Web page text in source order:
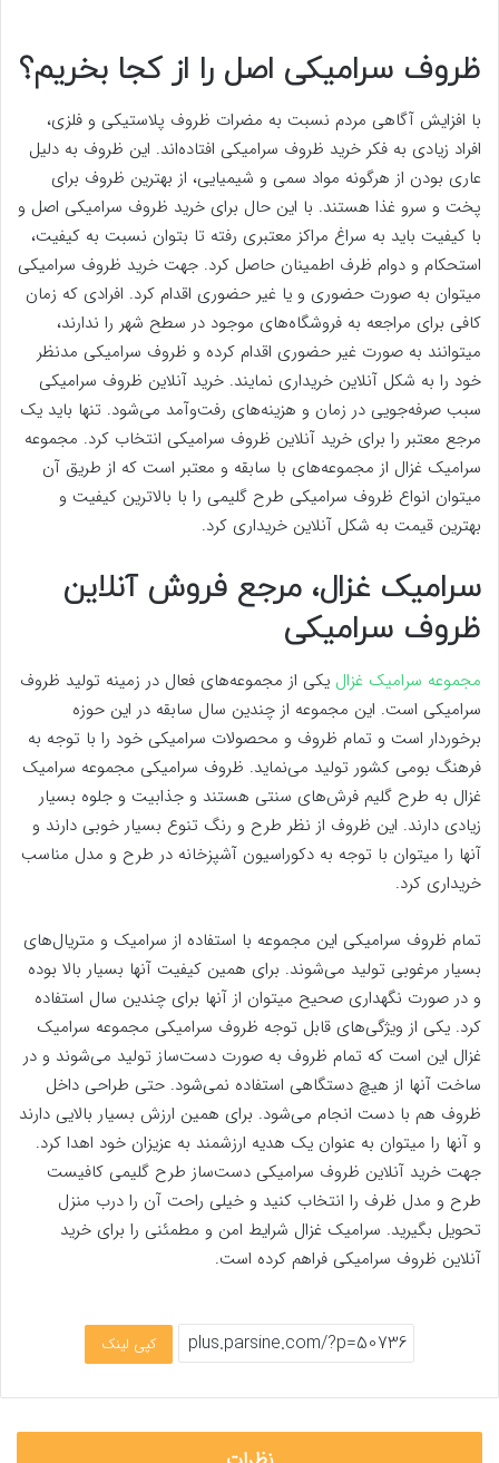
ظروف سرامیکی اصل را از کجا بخریم؟
با افزایش آگاهی مردم نسبت به مضرات ظروف پلاستیکی و فلزی،
افراد زیادی به فکر خرید ظروف سرامیکی افتاده‌اند. این ظروف به دلیل
عاری بودن از هرگونه مواد سمی و شیمیایی، از بهترین ظروف برای
پخت و سرو غذا هستند. با این حال برای خرید ظروف سرامیکی اصل و
با کیفیت باید به سراغ مراکز معتبری رفته تا بتوان نسبت به کیفیت،
استحکام و دوام ظرف اطمینان حاصل کرد. جهت خرید ظروف سرامیکی
میتوان به صورت حضوری و یا غیر حضوری اقدام کرد. افرادی که زمان
کافی برای مراجعه به فروشگاه‌های موجود در سطح شهر را ندارند،
میتوانند به صورت غیر حضوری اقدام کرده و ظروف سرامیکی مدنظر
خود را به شکل آنلاین خریداری نمایند. خرید آنلاین ظروف سرامیکی
سبب صرفه‌جویی در زمان و هزینه‌های رفت‌وآمد می‌شود. تنها باید یک
مرجع معتبر را برای خرید آنلاین ظروف سرامیکی انتخاب کرد. مجموعه
سرامیک غزال از مجموعه‌های با سابقه و معتبر است که از طریق آن
میتوان انواع ظروف سرامیکی طرح گلیمی را با بالاترین کیفیت و
بهترین قیمت به شکل آنلاین خریداری کرد.
سرامیک غزال، مرجع فروش آنلاین
ظروف سرامیکی
مجموعه سرامیک غزال یکی از مجموعه‌های فعال در زمینه تولید ظروف
سرامیکی است. این مجموعه از چندین سال سابقه در این حوزه
برخوردار است و تمام ظروف و محصولات سرامیکی خود را با توجه به
فرهنگ بومی کشور تولید می‌نماید. ظروف سرامیکی مجموعه سرامیک
غزال به طرح گلیم فرش‌های سنتی هستند و جذابیت و جلوه بسیار
زیادی دارند. این ظروف از نظر طرح و رنگ تنوع بسیار خوبی دارند و
آنها را میتوان با توجه به دکوراسیون آشپزخانه در طرح و مدل مناسب
خریداری کرد.
تمام ظروف سرامیکی این مجموعه با استفاده از سرامیک و متریال‌های
بسیار مرغوبی تولید می‌شوند. برای همین کیفیت آنها بسیار بالا بوده
و در صورت نگهداری صحیح میتوان از آنها برای چندین سال استفاده
کرد. یکی از ویژگی‌های قابل توجه ظروف سرامیکی مجموعه سرامیک
غزال این است که تمام ظروف به صورت دست‌ساز تولید می‌شوند و در
ساخت آنها از هیچ دستگاهی استفاده نمی‌شود. حتی طراحی داخل
ظروف هم با دست انجام می‌شود. برای همین ارزش بسیار بالایی دارند
و آنها را میتوان به عنوان یک هدیه ارزشمند به عزیزان خود اهدا کرد.
جهت خرید آنلاین ظروف سرامیکی دست‌ساز طرح گلیمی کافیست
طرح و مدل ظرف را انتخاب کنید و خیلی راحت آن را درب منزل
تحویل بگیرید. سرامیک غزال شرایط امن و مطمئنی را برای خرید
آنلاین ظروف سرامیکی فراهم کرده است.
کپی لینک